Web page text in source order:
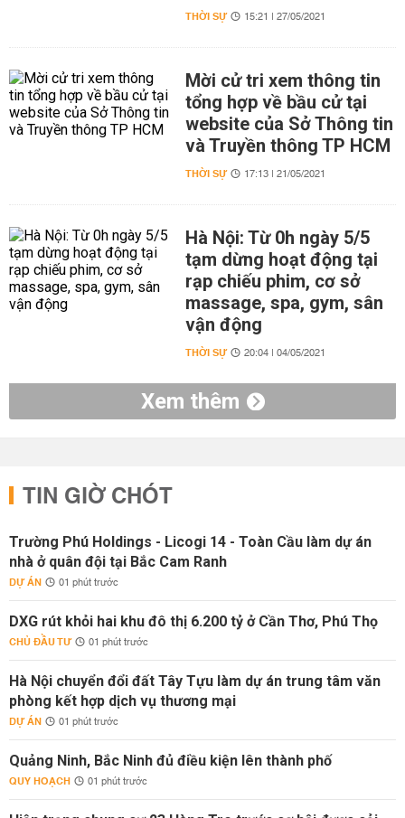
THỜI SỰ 15:21 | 27/05/2021
Mời cử tri xem thông tin
tổng hợp về bầu cử tại
website của Sở Thông tin
và Truyền thông TP HCM
THỜI SỰ 17:13 | 21/05/2021
Hà Nội: Từ 0h ngày 5/5
tạm dừng hoạt động tại
rạp chiếu phim, cơ sở
massage, spa, gym, sân
vận động
THỜI SỰ 20:04 | 04/05/2021
Xem thêm
TIN GIỜ CHÓT
Trường Phú Holdings - Licogi 14 - Toàn Cầu làm dự án
nhà ở quân đội tại Bắc Cam Ranh
DỰ ÁN 01 phút trước
DXG rút khỏi hai khu đô thị 6.200 tỷ ở Cần Thơ, Phú Thọ
CHỦ ĐẦU TƯ 01 phút trước
Hà Nội chuyển đổi đất Tây Tựu làm dự án trung tâm văn
phòng kết hợp dịch vụ thương mại
DỰ ÁN 01 phút trước
Quảng Ninh, Bắc Ninh đủ điều kiện lên thành phố
QUY HOẠCH 01 phút trước